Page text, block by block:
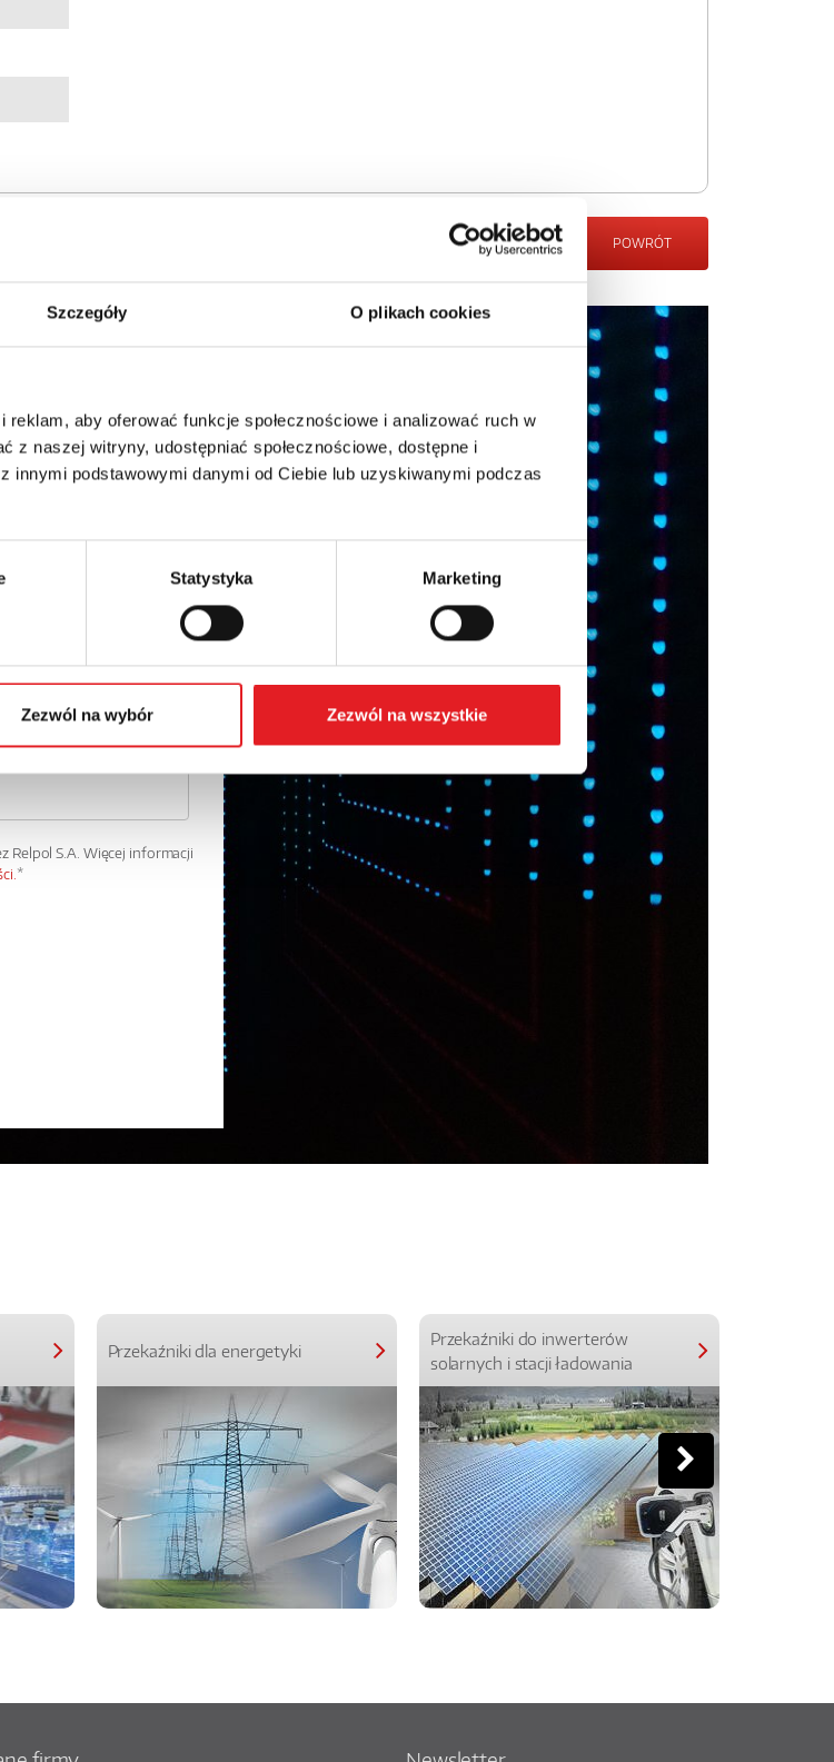
Szczegóły O plikach cookies
aby oferować funkcje społecznościowe i analizować ruch w
z naszej witryny, udostępniać społecznościowe, dostępne i
innymi podstawowymi danymi od Ciebie lub uzyskiwanymi podczas
Statystyka Marketing
Zezwól na wybór Zezwól na wszystkie
POWRÓT
Relpol S.A. Więcej informacji
*
Przekaźniki dla energetyki
Przekaźniki do inwerterów
solarnych i stacji ładowania